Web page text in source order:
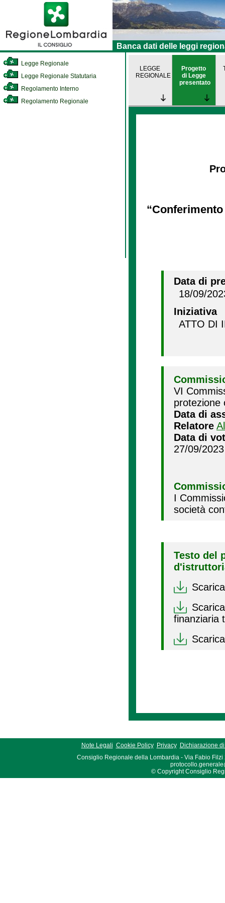
Banca dati delle leggi
Legge Regionale
Legge Regionale Statutaria
Regolamento Interno
Regolamento Regionale
LEGGE
REGIONALE
Progetto
di Legge
presentato
Data di
18/09/
Iniziativa
ATTO DI
VI
protezione
Data di
Relatore
Data di
27/09/2023
I
società
Testo del
finanziaria
Note Legali Cookie Policy Privacy
Dichiarazione
Consiglio Regionale della Lombardia - Via Fabio Filzi
© Copyright Consiglio